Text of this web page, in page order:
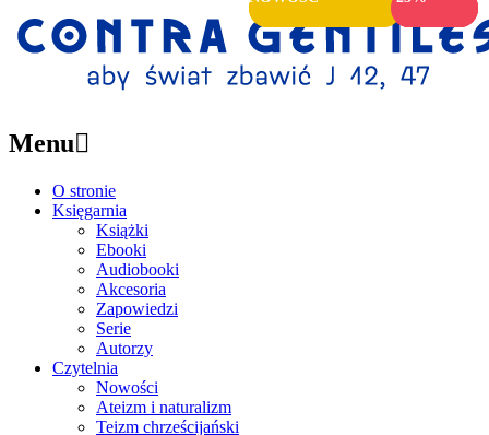
Menu
O stronie
Księgarnia
Książki
Ebooki
Audiobooki
Akcesoria
Zapowiedzi
Serie
Autorzy
Czytelnia
Nowości
Ateizm i naturalizm
Teizm chrześcijański